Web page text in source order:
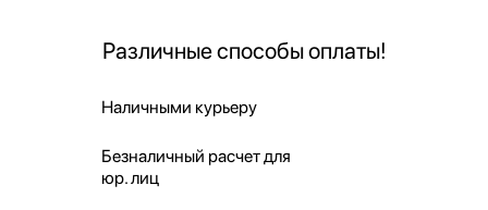
Различные способы оплаты!
Наличными курьеру
Безналичный расчет для
юр. лиц